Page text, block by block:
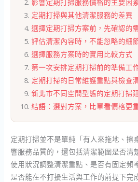
影響定期打掃服務價格的主要因
定期打掃與其他清潔服務的差異
選擇定期打掃方案前，先確認的
評估清潔內容時，不能忽略的細
選擇服務方案時的實用比較方式
第一次安排定期打掃前的準備工
定期打掃的日常維護重點與檢查
新北市不同空間型態的定期打掃
結語：選對方案，比單看價格更
定期打掃並不是單純「有人來拖地、擦
響服務品質的，還包括清潔範圍是否清
使用狀況調整清潔重點、是否有固定頻
是否能在不打擾生活與工作的前提下完